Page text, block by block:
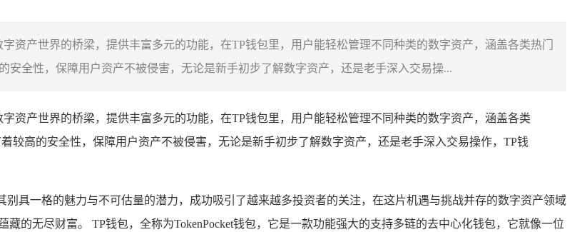
资产世界的桥梁，提供丰富多元的功能，在TP钱包里，用户能轻松管理不同种类的数字资产，涵盖各类热门
全性，保障用户资产不被侵害，无论是新手初步了解数字资产，还是老手深入交易操...
资产世界的桥梁，提供丰富多元的功能，在TP钱包里，用户能轻松管理不同种类的数字资产，涵盖各类
较高的安全性，保障用户资产不被侵害，无论是新手初步了解数字资产，还是老手深入交易操作，TP钱
别具一格的魅力与不可估量的潜力，成功吸引了越来越多投资者的关注，在这片机遇与挑战并存的数字资产领域
的无尽财富。 TP钱包，全称为TokenPocket钱包，它是一款功能强大的支持多链的去中心化钱包，它就像一位